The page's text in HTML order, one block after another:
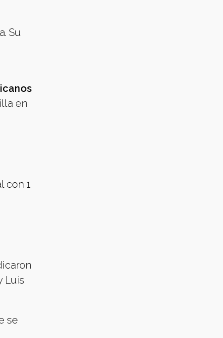
Su
en
con 1
Luis
se